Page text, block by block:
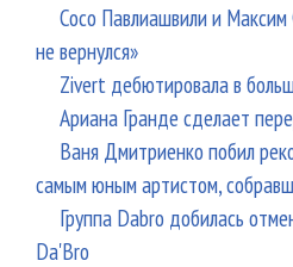
Сосо Павлиашвили и
не вернулся»
Zivert дебютировала в
Ариана Гранде сделает
Ваня Дмитриенко побил
самым юным артистом,
Группа Dabro добилась
Da'Bro